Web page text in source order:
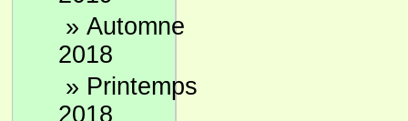
» Automne
2018
» Printemps
2018